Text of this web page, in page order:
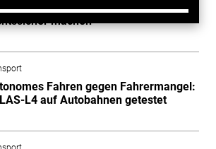
will teleoperiertes Fahren
machen
Fahren gegen Fahrermangel:
L4 auf Autobahnen getestet